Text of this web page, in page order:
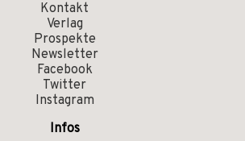
Kontakt
Verlag
Prospekte
Newsletter
Facebook
Twitter
Instagram
Infos